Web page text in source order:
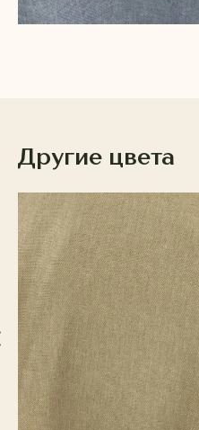
Другие цвета